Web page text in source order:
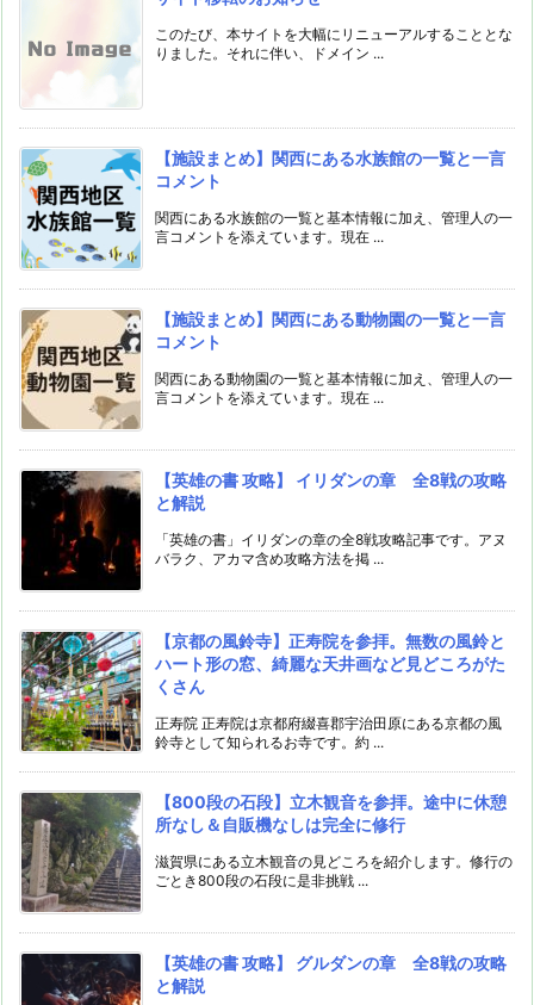
このたび、本サイトを大幅にリニューアルすることとな
りました。それに伴い、ドメイン ...
【施設まとめ】関西にある水族館の一覧と一言
コメント
関西にある水族館の一覧と基本情報に加え、管理人の一
言コメントを添えています。現在 ...
【施設まとめ】関西にある動物園の一覧と一言
コメント
関西にある動物園の一覧と基本情報に加え、管理人の一
言コメントを添えています。現在 ...
【英雄の書 攻略】 イリダンの章 全8戦の攻略
と解説
「英雄の書」イリダンの章の全8戦攻略記事です。アヌ
バラク、アカマ含め攻略方法を掲 ...
【京都の風鈴寺】正寿院を参拝。無数の風鈴と
ハート形の窓、綺麗な天井画など見どころがた
くさん
正寿院 正寿院は京都府綴喜郡宇治田原にある京都の風
鈴寺として知られるお寺です。約 ...
【800段の石段】立木観音を参拝。途中に休憩
所なし＆自販機なしは完全に修行
滋賀県にある立木観音の見どころを紹介します。修行の
ごとき800段の石段に是非挑戦 ...
【英雄の書 攻略】 グルダンの章 全8戦の攻略
と解説